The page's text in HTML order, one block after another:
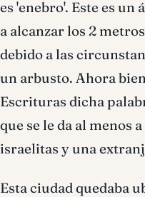
es 'enebro'. Este es
a alcanzar los 2
debido a las
un arbusto. Ahora
Escrituras dicha
que se le da al menos
israelitas y una
Esta ciudad quedaba